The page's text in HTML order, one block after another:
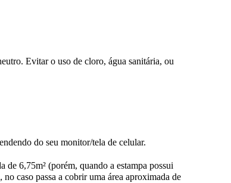
Evitar o uso de cloro, água sanitária, ou
do seu monitor/tela de celular.
de 6,75m² (porém, quando a estampa possui
caso passa a cobrir uma área aproximada de